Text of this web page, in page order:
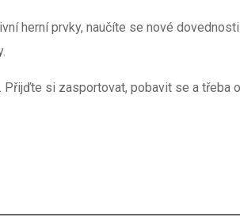
herní prvky, naučíte se nové
si zasportovat, pobavit se a třeba